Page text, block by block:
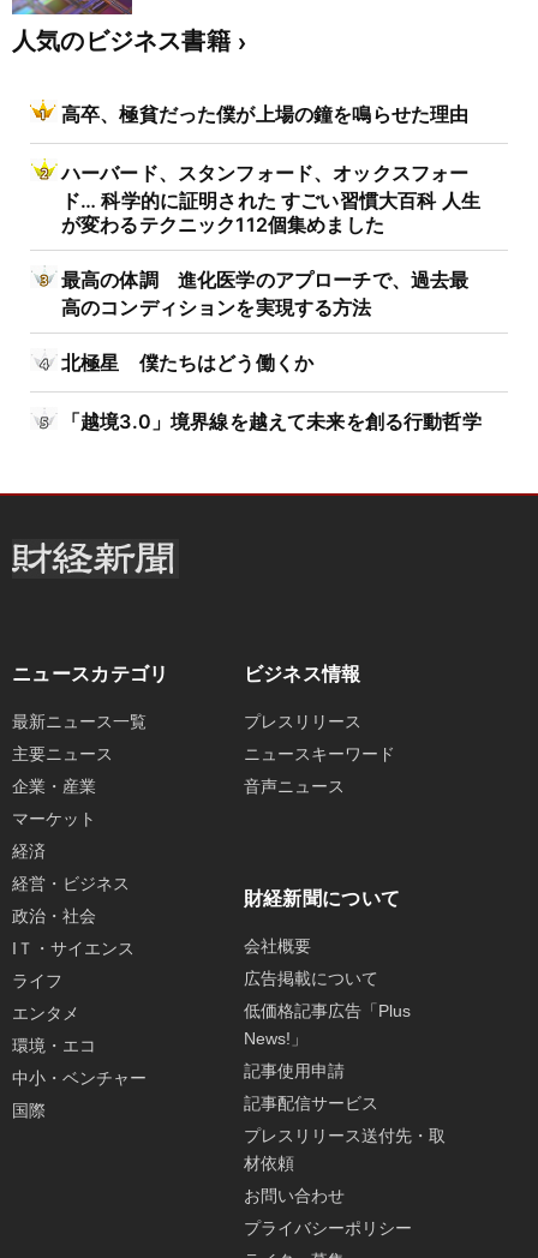
人気のビジネス書籍
高卒、極貧だった僕が上場の鐘を鳴らせた理由
ハーバード、スタンフォード、オックスフォー
ド… 科学的に証明された すごい習慣大百科 人生
が変わるテクニック112個集めました
最高の体調 進化医学のアプローチで、過去最
高のコンディションを実現する方法
北極星 僕たちはどう働くか
「越境3.0」境界線を越えて未来を創る行動哲学
ニュースカテゴリ
最新ニュース一覧
主要ニュース
企業・産業
マーケット
経済
経営・ビジネス
政治・社会
IＴ・サイエンス
ライフ
エンタメ
環境・エコ
中小・ベンチャー
国際
ビジネス情報
プレスリリース
ニュースキーワード
音声ニュース
財経新聞について
会社概要
広告掲載について
低価格記事広告「Plus
News!」
記事使用申請
記事配信サービス
プレスリリース送付先・取
材依頼
お問い合わせ
プライバシーポリシー